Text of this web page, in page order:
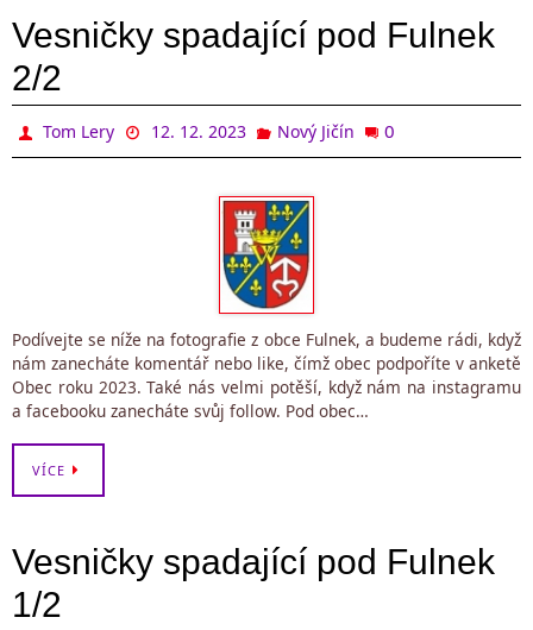
Vesničky spadající pod Fulnek
2/2
Tom Lery 12. 12. 2023 Nový Jičín 0
Podívejte se níže na fotografie z obce Fulnek, a budeme rádi, když
nám zanecháte komentář nebo like, čímž obec podpoříte v anketě
Obec roku 2023. Také nás velmi potěší, když nám na instagramu
a facebooku zanecháte svůj follow. Pod obec…
VÍCE
Vesničky spadající pod Fulnek
1/2